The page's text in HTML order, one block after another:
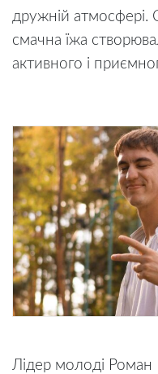
дружній атмосфері.
смачна їжа
активного і
Лідер молоді Роман